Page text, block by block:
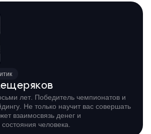
лет. Победитель чемпионатов и
Не только научит вас совершать
взаимосвязь денег и
человека.